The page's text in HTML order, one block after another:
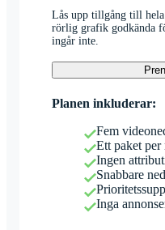
Lås upp tillgång till
rörlig grafik godkända
ingår inte.
Planen inkluderar:
Fem
Ett paket per
Ingen
Snabbare
Inga